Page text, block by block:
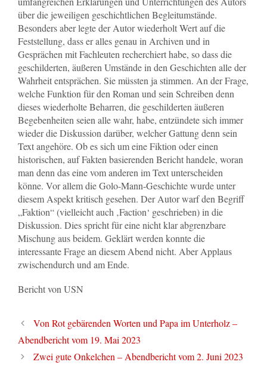
über die jeweiligen geschichtlichen Begleitumstände.
Besonders aber legte der Autor wiederholt Wert auf die
Feststellung, dass er alles genau in Archiven und in
Gesprächen mit Fachleuten recherchiert habe, so dass die
geschilderten, äußeren Umstände in den Geschichten alle der
Wahrheit entsprächen. Sie müssten ja stimmen. An der Frage,
welche Funktion für den Roman und sein Schreiben denn
dieses wiederholte Beharren, die geschilderten äußeren
Begebenheiten seien alle wahr, habe, entzündete sich immer
wieder die Diskussion darüber, welcher Gattung denn sein
Text angehöre. Ob es sich um eine Fiktion oder einen
historischen, auf Fakten basierenden Bericht handele, woran
man denn das eine vom anderen im Text unterscheiden
könne. Vor allem die Golo-Mann-Geschichte wurde unter
diesem Aspekt kritisch gesehen. Der Autor warf den Begriff
„Faktion“ (vielleicht auch ‚Faction‘ geschrieben) in die
Diskussion. Dies spricht für eine nicht klar abgrenzbare
Mischung aus beidem. Geklärt werden konnte die
interessante Frage an diesem Abend nicht. Aber Applaus
zwischendurch und am Ende.
Bericht von USN
Von Rot gebärenden Worten und Papa im Unterholz –
Abendbericht vom 19. Mai 2023
Zwei gute Onkelchen – Abendbericht vom 2. Juni 2023